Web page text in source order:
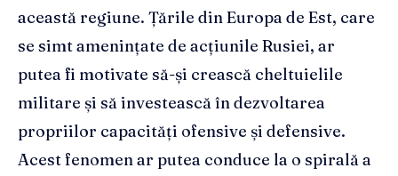
această regiune. Țările din Europa de Est, care
se simt amenințate de acțiunile Rusiei, ar
putea fi motivate să-și crească cheltuielile
militare și să investească în dezvoltarea
propriilor capacități ofensive și defensive.
Acest fenomen ar putea conduce la o spirală a